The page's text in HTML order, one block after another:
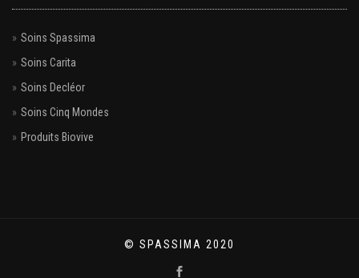
Soins Spassima
Soins Carita
Soins Decléor
Soins Cinq Mondes
Produits Biovive
© SPASSIMA 2020